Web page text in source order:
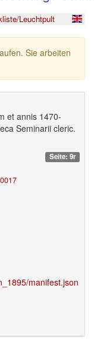
Leuchtpult
Sie arbeiten
et annis 1470-
Seminarii cleric.
Seite: 9r
manifest.json